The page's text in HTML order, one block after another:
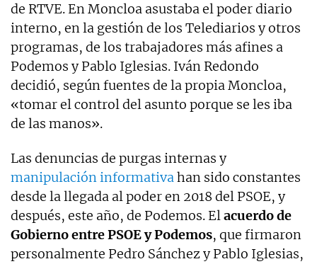
de RTVE. En Moncloa asustaba el poder diario
interno, en la gestión de los Telediarios y otros
programas, de los trabajadores más afines a
Podemos y Pablo Iglesias. Iván Redondo
decidió, según fuentes de la propia Moncloa,
«tomar el control del asunto porque se les iba
de las manos».
Las denuncias de purgas internas y
manipulación informativahan sido constantes
desde la llegada al poder en 2018 del PSOE, y
después, este año, de Podemos. Elacuerdo de
Gobierno entre PSOE y Podemos, que firmaron
personalmente Pedro Sánchez y Pablo Iglesias,